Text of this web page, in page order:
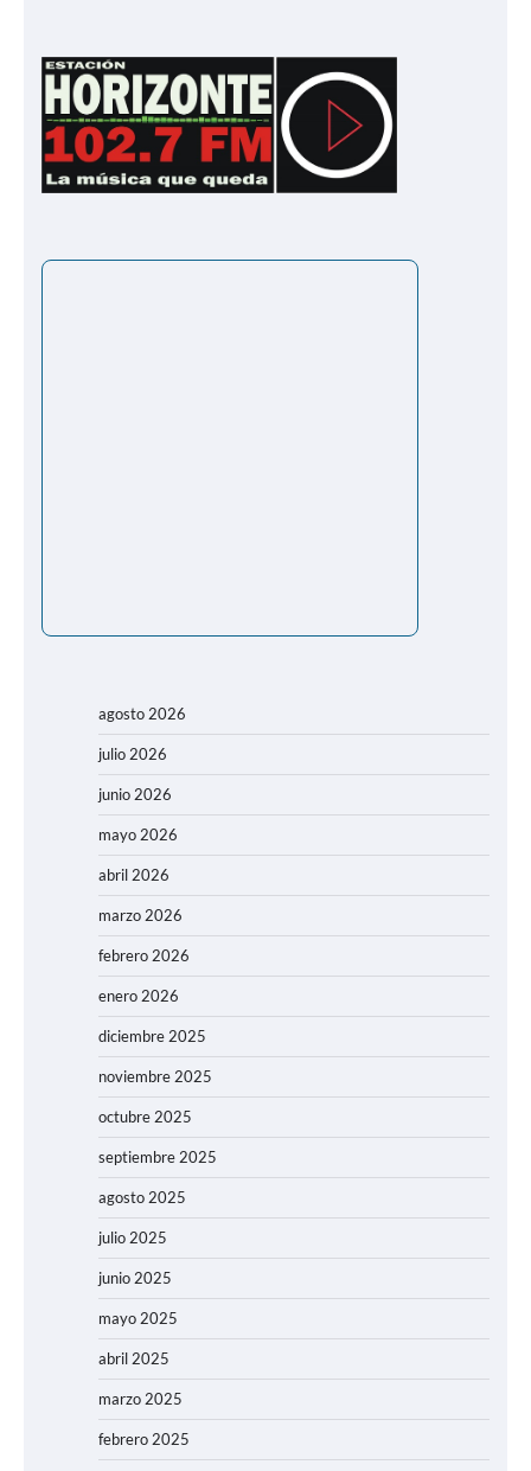
agosto 2026
julio 2026
junio 2026
mayo 2026
abril 2026
marzo 2026
febrero 2026
enero 2026
diciembre 2025
noviembre 2025
octubre 2025
septiembre 2025
agosto 2025
julio 2025
junio 2025
mayo 2025
abril 2025
marzo 2025
febrero 2025